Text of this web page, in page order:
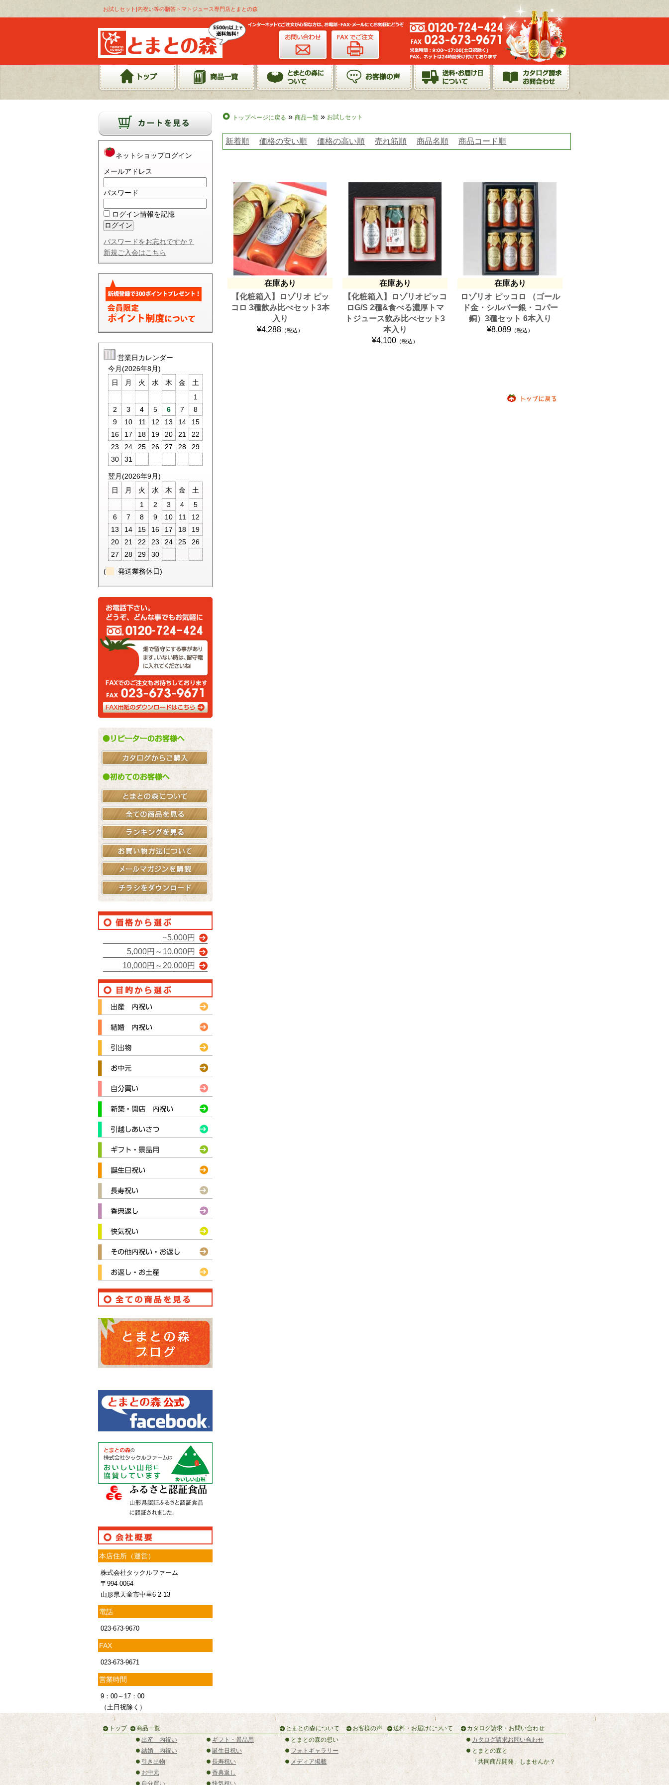
お試しセット|内祝い等の贈答トマトジュース専門店とまとの森
トップページに戻る » 商品一覧 » お試しセット
新着順 価格の安い順 価格の高い順 売れ筋順 商品名順 商品コード順
在庫あり
【化粧箱入】ロゾリオ ピッ
コロ 3種飲み比べセット3本
入り
¥4,288 （税込）
在庫あり
【化粧箱入】ロゾリオピッコ
ロG/S 2種&食べる濃厚トマ
トジュース飲み比べセット3
本入り
¥4,100 （税込）
在庫あり
ロゾリオ ピッコロ （ゴール
ド金・シルバー銀・コパー
銅）3種セット 6本入り
¥8,089 （税込）
ネットショップログイン
メールアドレス
パスワード
ログイン情報を記憶
パスワードをお忘れですか？
新規ご入会はこちら
営業日カレンダー
今月(2026年8月)
日
月 火 水 木 金
土
1
2
3 4 5 6 7
8
9
10 11 12 13 14
15
16
17 18 19 20 21
22
23
24 25 26 27 28
29
30
31
翌月(2026年9月)
日
月 火 水 木 金
土
1
2 3 4
5
6
7 8 9 10 11
12
13
14 15 16 17 18
19
20
21 22 23 24 25
26
27
28 29 30
( 発送業務休日)
~5,000円
5,000円～10,000円
10,000円～20,000円
本店住所（運営）
株式会社タックルファーム
〒994-0064
山形県天童市中里6-2-13
電話
023-673-9670
FAX
023-673-9671
営業時間
9：00～17：00
（土日祝除く）
トップ 商品一覧 とまとの森について お客様の声 送料・お届けについて
カタログ請求・お問い合わせ
出産 内祝い
結婚 内祝い
引き出物
お中元
自分買い
ギフト・景品用
誕生日祝い
長寿祝い
香典返し
快気祝い
とまとの森の想い
フォトギャラリー
メディア掲載
カタログ請求お問い合わせ
とまとの森と
「共同商品開発」しませんか？